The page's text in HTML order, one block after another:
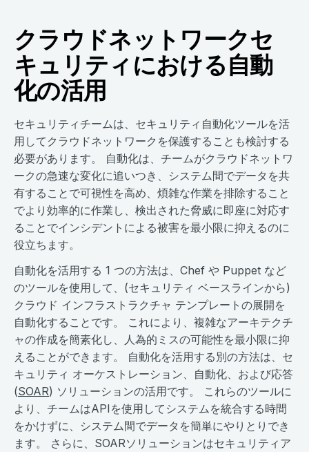
クラウドネットワークセ
キュリティにおける自動
化の活用
セキュリティチームは、セキュリティ自動化ツールを活
用してクラウドネットワークを保護することも検討する
必要があります。 自動化は、チームがクラウドネットワ
ークの急速な変化に追いつき、システム間でデータを共
有することで可視性を高め、煩雑な作業を排除すること
でより効率的に作業し、検出された脅威に即座に対応す
ることでインシデントによる被害を最小限に抑えるのに
役立ちます。
自動化を活用する 1 つの方法は、Chef や Puppet など
のツールを使用して、(セキュリティ ベースラインから)
クラウド インフラストラクチャ テンプレートの展開を
自動化することです。 これにより、複雑なアーキテクチ
ャの作成を簡素化し、人為的ミスの可能性を最小限に抑
えることができます。 自動化を活用する別の方法は、セ
キュリティ オーケストレーション、自動化、および応答
(SOAR) ソリューションの活用です。 これらのツールに
より、チームはAPIを使用してシステムを統合する時間
をかけずに、システム間でデータを簡単にやりとりでき
ます。 さらに、SOARソリューションはセキュリティア